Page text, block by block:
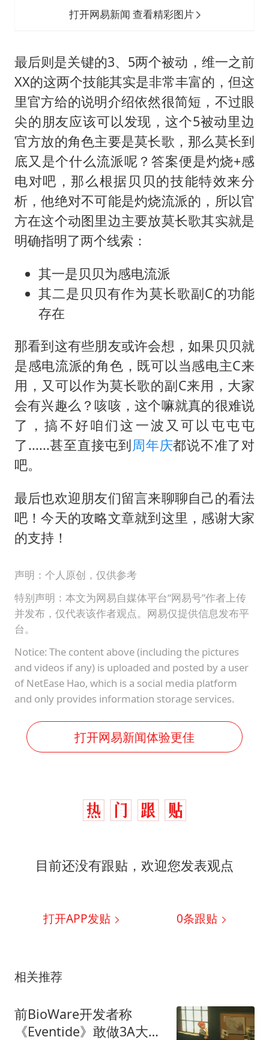
打开网易新闻 查看精彩图片
最后则是关键的3、5两个被动，维一之前
XX的这两个技能其实是非常丰富的，但这
里官方给的说明介绍依然很简短，不过眼
尖的朋友应该可以发现，这个5被动里边
官方放的角色主要是莫长歌，那么莫长到
底又是个什么流派呢？答案便是灼烧+感
电对吧，那么根据贝贝的技能特效来分
析，他绝对不可能是灼烧流派的，所以官
方在这个动图里边主要放莫长歌其实就是
明确指明了两个线索：
其一是贝贝为感电流派
其二是贝贝有作为莫长歌副C的功能
存在
那看到这有些朋友或许会想，如果贝贝就
是感电流派的角色，既可以当感电主C来
用，又可以作为莫长歌的副C来用，大家
会有兴趣么？咳咳，这个嘛就真的很难说
了，搞不好咱们这一波又可以屯屯屯
了......甚至直接屯到周年庆都说不准了对
吧。
最后也欢迎朋友们留言来聊聊自己的看法
吧！今天的攻略文章就到这里，感谢大家
的支持！
声明：个人原创，仅供参考
特别声明：本文为网易自媒体平台“网易号”作者上传
并发布，仅代表该作者观点。网易仅提供信息发布平
台。
Notice: The content above (including the pictures
and videos if any) is uploaded and posted by a user
of NetEase Hao, which is a social media platform
and only provides information storage services.
打开网易新闻体验更佳
目前还没有跟贴，欢迎您发表观点
打开APP发贴 0条跟贴
相关推荐
前BioWare开发者称
《Eventide》敢做3A大厂